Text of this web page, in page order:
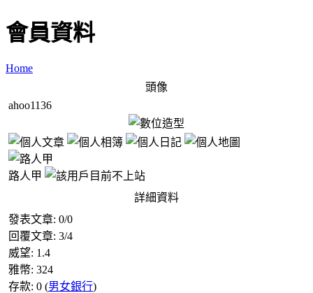
會員資料
Home
頭像
ahoo1136
路人甲
詳細資料
發表文章: 0/0
回覆文章: 3/4
威望: 1.4
雅幣: 324
存款: 0 (男女銀行)